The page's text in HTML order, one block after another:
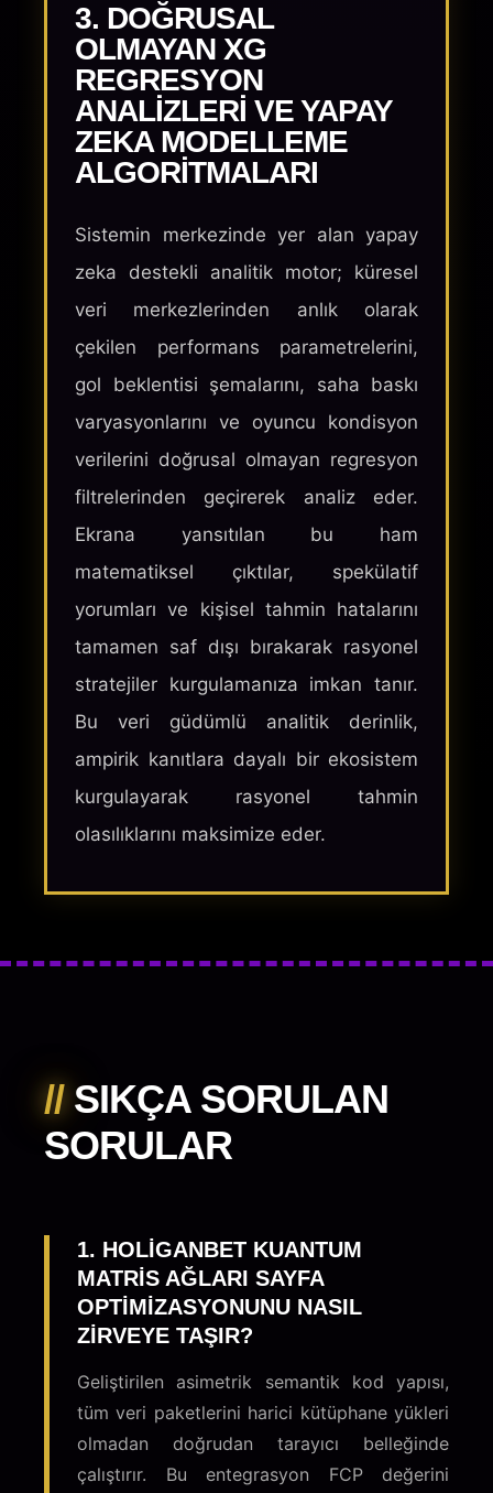
3. DOĞRUSAL
OLMAYAN XG
REGRESYON
ANALIZLERI VE YAPAY
ZEKA MODELLEME
ALGORITMALARI
Sistemin merkezinde yer alan yapay
zeka destekli analitik motor; küresel
veri merkezlerinden anlık olarak
çekilen performans parametrelerini,
gol beklentisi şemalarını, saha baskı
varyasyonlarını ve oyuncu kondisyon
verilerini doğrusal olmayan regresyon
filtrelerinden geçirerek analiz eder.
Ekrana yansıtılan bu ham
matematiksel çıktılar, spekülatif
yorumları ve kişisel tahmin hatalarını
tamamen saf dışı bırakarak rasyonel
stratejiler kurgulamanıza imkan tanır.
Bu veri güdümlü analitik derinlik,
ampirik kanıtlara dayalı bir ekosistem
kurgulayarak rasyonel tahmin
olasılıklarını maksimize eder.
//SIKÇA SORULAN
SORULAR
1. HOLIGANBET KUANTUM
MATRIS AĞLARI SAYFA
OPTIMIZASYONUNU NASIL
ZIRVEYE TAŞIR?
Geliştirilen asimetrik semantik kod yapısı,
tüm veri paketlerini harici kütüphane yükleri
olmadan doğrudan tarayıcı belleğinde
çalıştırır. Bu entegrasyon FCP değerini